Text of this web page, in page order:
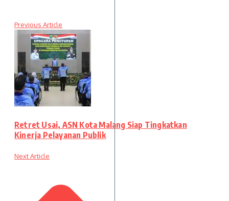
Previous Article
Retret Usai, ASN Kota Malang Siap Tingkatkan
Kinerja Pelayanan Publik
Next Article